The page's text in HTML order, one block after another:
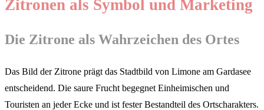
Zitronen als Symbol und Marketing
Die Zitrone als Wahrzeichen des Ortes
Das Bild der Zitrone prägt das Stadtbild von Limone am Gardasee
entscheidend. Die saure Frucht begegnet Einheimischen und
Touristen an jeder Ecke und ist fester Bestandteil des Ortscharakters.